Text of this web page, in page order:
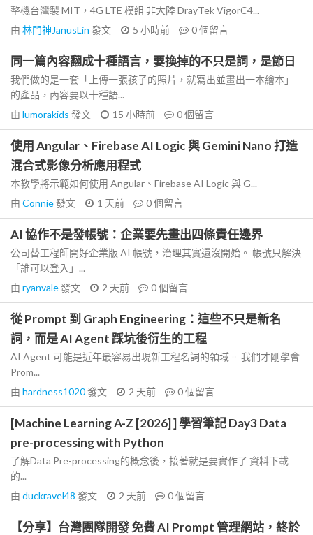
整機台灣製 MIT，4G LTE 模組 非大陸 DrayTek VigorC4...
由 林門神JanusLin 發文 5 小時前 0個留言
同一篇內容翻成十種語言，要換掉的不只是詞，是節日
我們做的是一套「上傳一張孩子的照片，就寫出並畫出一本繪本」
的產品，內容要以十種語...
由 lumorakids 發文 15 小時前 0個留言
使用 Angular、Firebase AI Logic 與 Gemini Nano 打造
混合式影像分析應用程式
本教學將示範如何使用 Angular、Firebase AI Logic 與 G...
由 Connie發文 1 天前 0個留言
AI 協作不是發帳號：企業要先畫出四條責任邊界
公司替工程師開好企業版 AI 帳號，治理其實還沒開始。 帳號只解決
「誰可以登入」...
由 ryanvale發文 2 天前 0個留言
從 Prompt 到 Graph Engineering：這些不只是新名
詞，而是 AI Agent 踩坑後衍生的工程
AI Agent 可能是近年最容易出現新工程名詞的領域。 我們才剛學會
Prom...
由 hardness1020發文 2 天前 0個留言
[Machine Learning A-Z [2026] ] 學習筆記 Day3 Data
pre-processing with Python
了解Data Pre-processing的概念後，接著就是要實作了 資料下載
的...
由 duckravel48 發文 2 天前 0個留言
【分享】台灣團隊開發 免費 AI Prompt 管理網站，終於